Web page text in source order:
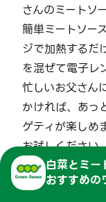
さんのミートソ
簡単ミートソー
ジで加熱するだ
を混ぜて電子レ
忙しいお父さん
かければ、あっ
ゲティが楽しめ
お試しください
人気記事
白菜とミー
おすすめの